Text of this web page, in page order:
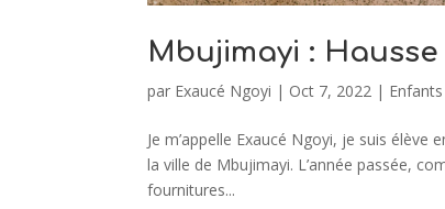
Mbujimayi :
par Exaucé Ngoyi | Oct 7, 2022 |
Je m’appelle Exaucé Ngoyi, je suis
la ville de Mbujimayi. L’année passée,
fournitures...